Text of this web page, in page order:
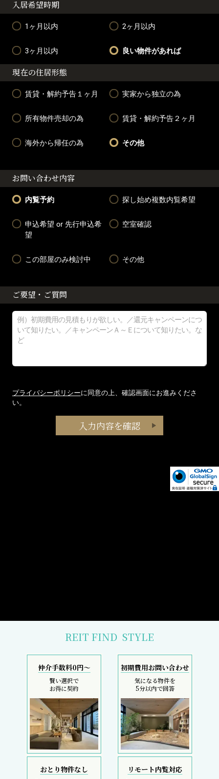
入居希望時期
1ヶ月以内 2ヶ月以内
3ヶ月以内 良い物件があれば
現在の住居形態
賃貸・解約予告１ヶ月 実家から独立の為
所有物件売却の為 賃貸・解約予告２ヶ月
海外から帰任の為 その他
お問い合わせ内容
内覧予約 探し始め複数内覧希望
申込希望 or 先行申込希
望
空室確認
この部屋のみ検討中 その他
ご要望・ご質問
プライバシーポリシーに同意の上、確認画面にお進みくださ
い。
REIT FIND STYLE
仲介手数料0円～
賢い選択で
お得に契約
初期費用お問い合わせ
気になる物件を
5分以内で回答
おとり物件なし リモート内覧対応